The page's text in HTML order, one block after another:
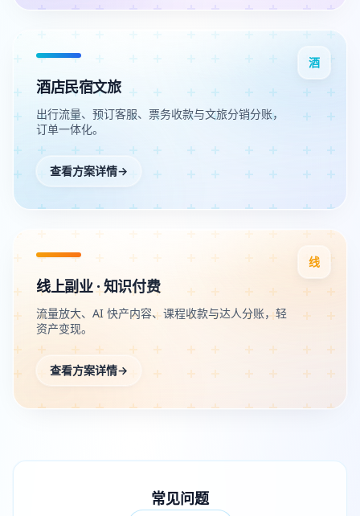
酒
酒店民宿文旅
出行流量、预订客服、票务收款与文旅分销分账，
订单一体化。
查看方案详情→
线
线上副业 · 知识付费
流量放大、AI 快产内容、课程收款与达人分账，轻
资产变现。
查看方案详情→
常见问题